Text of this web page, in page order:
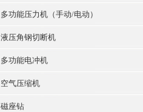
多功能压力机（手动/电动）
液压角钢切断机
多功能电冲机
空气压缩机
磁座钻